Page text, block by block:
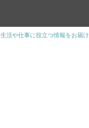
生活や仕事に役立つ情報をお届け